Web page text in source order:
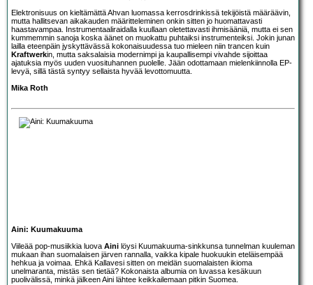
Elektronisuus on kieltämättä Ahvan luomassa kerrosdrinkissä tekijöistä määräävin,
mutta hallitsevan aikakauden määritteleminen onkin sitten jo huomattavasti
haastavampaa. Instrumentaaliraidalla kuullaan oletettavasti ihmisääniä, mutta ei sen
kummemmin sanoja koska äänet on muokattu puhtaiksi instrumenteiksi. Jokin junan
lailla eteenpäin jyskyttävässä kokonaisuudessa tuo mieleen niin trancen kuin
Kraftwerkin, mutta saksalaisia modernimpi ja kaupallisempi vivahde sijoittaa
ajatuksia myös uuden vuosituhannen puolelle. Jään odottamaan mielenkiinnolla EP-
levyä, sillä tästä syntyy sellaista hyvää levottomuutta.
Mika Roth
Aini: Kuumakuuma
Viileää pop-musiikkia luova Aini löysi Kuumakuuma-sinkkunsa tunnelman kuuleman
mukaan ihan suomalaisen järven rannalla, vaikka kipale huokuukin eteläisempää
hehkua ja voimaa. Ehkä Kallavesi sitten on meidän suomalaisten ikioma
unelmaranta, mistäs sen tietää? Kokonaista albumia on luvassa kesäkuun
puolivälissä, minkä jälkeen Aini lähtee keikkailemaan pitkin Suomea.